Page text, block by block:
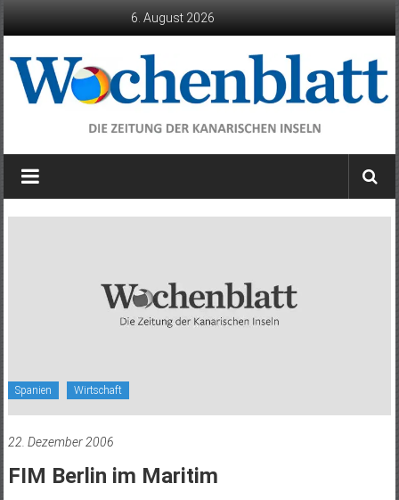
6. August 2026
Wochenblatt
die
Spanien Wirtschaft
22. Dezember 2006
FIM Berlin im Maritim